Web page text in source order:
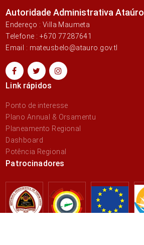
Autoridade Administrativa Ataúro
Endereço : Villa Maumeta
Telefone : +670 77287641
Email : mateusbelo@atauro.gov.tl
Link rápidos
Ponto de interesse
Plano Annual & Orsamentu
Planeamento Regional
Dashboard
Potência Regional
Patrocinadores